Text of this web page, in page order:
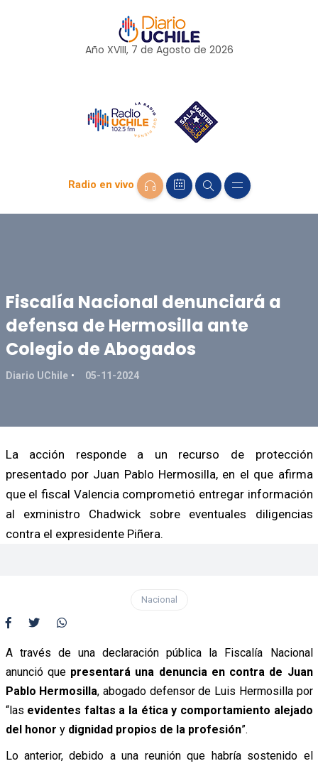
Año XVIII, 7 de Agosto de 2026
Radio en vivo
Fiscalía Nacional denunciará a
defensa de Hermosilla ante
Colegio de Abogados
Diario UChile 05-11-2024
La acción responde a un recurso de protección
presentado por Juan Pablo Hermosilla, en el que afirma
que el fiscal Valencia comprometió entregar información
al exministro Chadwick sobre eventuales diligencias
contra el expresidente Piñera.
Nacional
A través de una declaración pública la Fiscalía Nacional
anunció que presentará una denuncia en contra de Juan
Pablo Hermosilla, abogado defensor de Luis Hermosilla por
“las evidentes faltas a la ética y comportamiento alejado
del honor y dignidad propios de la profesión”.
Lo anterior, debido a una reunión que habría sostenido el